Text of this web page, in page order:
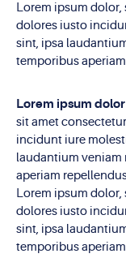
Lorem ipsum
dolores iusto
sint, ipsa
temporibus
Lorem ipsum dolor
sit amet
incidunt iure
laudantium
aperiam
Lorem ipsum
dolores iusto
sint, ipsa
temporibus